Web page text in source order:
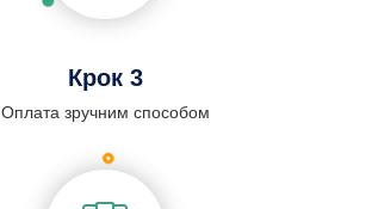
Крок 3
Оплата зручним способом